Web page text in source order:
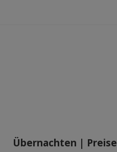
Übernachten | Preise